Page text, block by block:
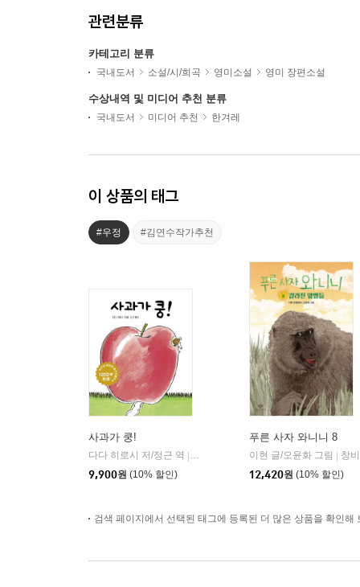
관련분류
카테고리 분류
국내도서 소설/시/희곡 영미소설 영미 장편소설
수상내역 및 미디어 추천 분류
국내도서 미디어 추천 한겨레
이 상품의 태그
#우정 #김연수작가추천
사과가 쿵!
다다 히로시 저/정근 역
보림
9,900원 (10% 할인)
푸른 사자 와니니 8
이현 글/오윤화 그림
창비
12,420원 (10% 할인)
검색 페이지에서 선택된 태그에 등록된 더 많은 상품을 확인해